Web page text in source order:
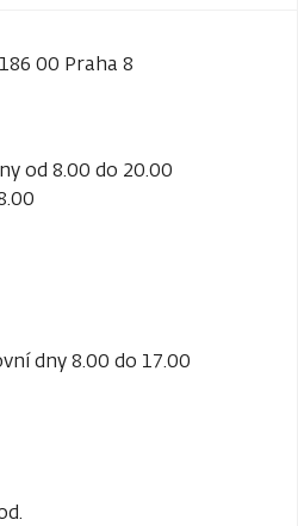
00 Praha 8
od 8.00 do 20.00
dny 8.00 do 17.00